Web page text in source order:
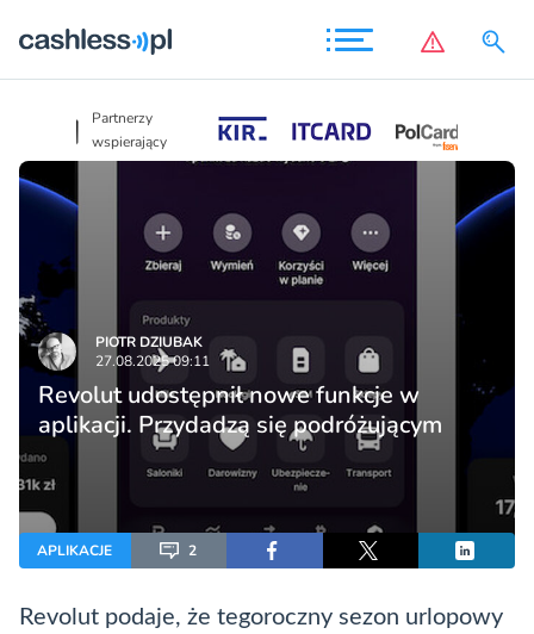
Partnerzy
wspierający
PIOTR DZIUBAK
27.08.2025 09:11
Revolut udostępnił nowe funkcje w
aplikacji. Przydadzą się podróżującym
APLIKACJE 2
Revolut podaje, że tegoroczny sezon urlopowy